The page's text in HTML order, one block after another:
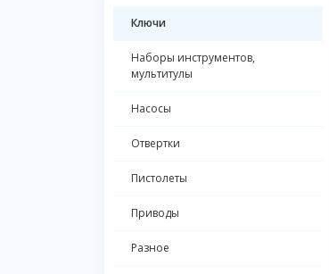
Ключи
Наборы инструментов,
мультитулы
Насосы
Отвертки
Пистолеты
Приводы
Разное